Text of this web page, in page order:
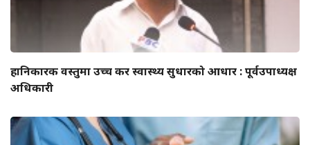
हानिकारक वस्तुमा उच्च कर स्वास्थ्य सुधारको आधार : पूर्वउपाध्यक्ष
अधिकारी